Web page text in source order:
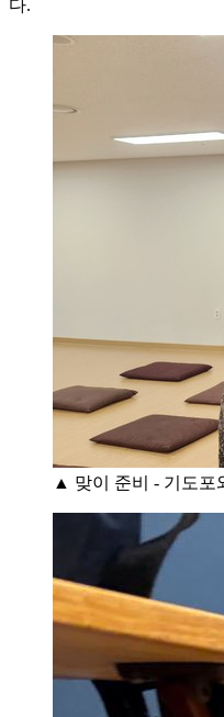
다.
▲ 맞이 준비 - 기도포